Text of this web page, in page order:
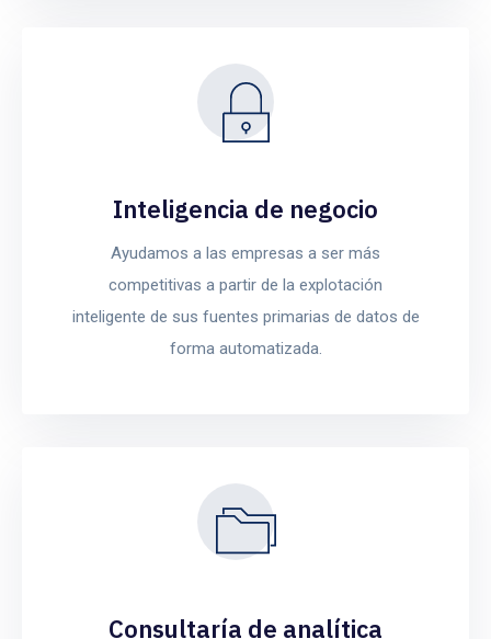
Inteligencia de negocio
Ayudamos a las empresas a ser más
competitivas a partir de la explotación
inteligente de sus fuentes primarias de datos de
forma automatizada.
Consultaría de analítica